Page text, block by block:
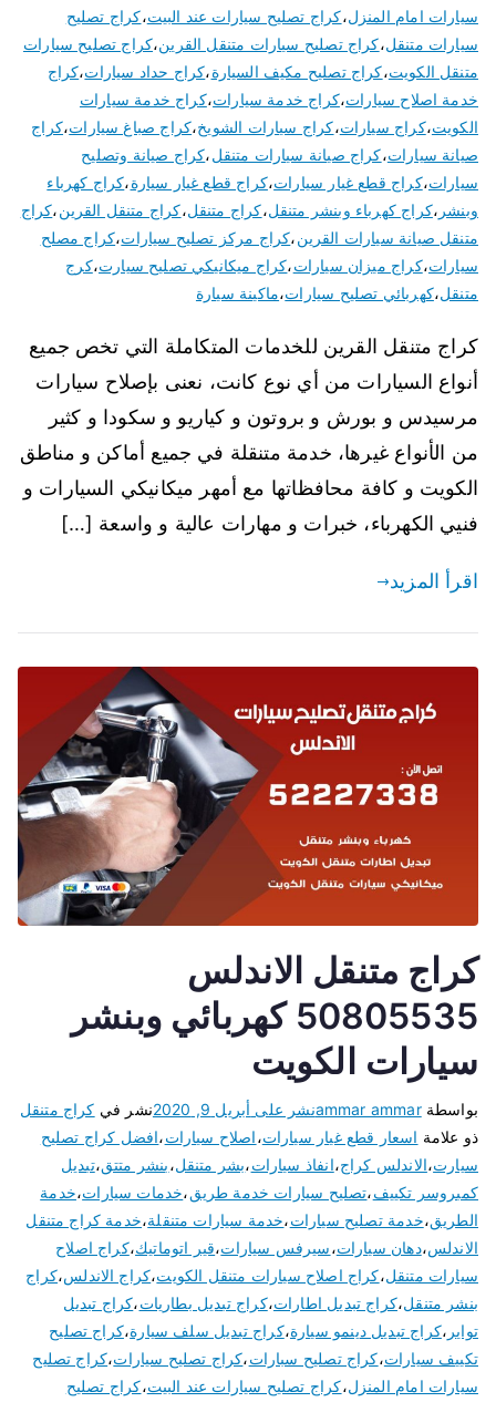
سيارات امام المنزل،كراج تصليح سيارات عند البيت،كراج تصليح
سيارات متنقل،كراج تصليح سيارات متنقل القرين،كراج تصليح سيارات
متنقل الكويت،كراج تصليح مكيف السيارة،كراج حداد سيارات،كراج
خدمة اصلاح سيارات،كراج خدمة سيارات،كراج خدمة سيارات
الكويت،كراج سيارات،كراج سيارات الشويخ،كراج صباغ سيارات،كراج
صيانة سيارات،كراج صيانة سيارات متنقل،كراج صيانة وتصليح
سيارات،كراج قطع غيار سيارات،كراج قطع غيار سيارة،كراج كهرباء
وبنشر ،كراج كهرباء وبنشر متنقل،كراج متنقل،كراج متنقل القرين،كراج
متنقل صيانة سيارات القرين،كراج مركز تصليح سيارات،كراج مصلح
سيارات،كراج ميزان سيارات،كراج ميكانيكي تصليح سيارت،كرج
متنقل،كهربائي تصليح سيارات،ماكينة سيارة
كراج متنقل القرين للخدمات المتكاملة التي تخص جميع
أنواع السيارات من أي نوع كانت، نعنى بإصلاح سيارات
مرسيدس و بورش و بروتون و كياريو و سكودا و كثير
من الأنواع غيرها، خدمة متنقلة في جميع أماكن و مناطق
الكويت و كافة محافظاتها مع أمهر ميكانيكي السيارات و
فنيي الكهرباء، خبرات و مهارات عالية و واسعة […]
اقرأ المزيد
كراج متنقل الاندلس
50805535 كهربائي وبنشر
سيارات الكويت
بواسطةammar ammarنشر على أبريل 9, 2020 نشر في كراج متنقل
ذو علامة اسعار قطع غيار سيارات،اصلاح سيارات،افضل كراج تصليح
سيارت،الاندلس كراج،انفاذ سيارات،بشر متنقل،بنشر متتق،تبديل
كمبروسر تكييف،تصليح سيارات خدمة طريق،خدمات سيارات،خدمة
الطريق،خدمة تصليح سيارات،خدمة سيارات متنقلة،خدمة كراج متنقل
الاندلس،دهان سيارات،سيرفس سيارات،قير اتوماتيك،كراج اصلاح
سيارات متنقل،كراج اصلاح سيارات متنقل الكويت،كراج الاندلس،كراج
بنشر متنقل،كراج تبديل اطارات،كراج تبديل بطاريات،كراج تبديل
تواير ،كراج تبديل دينمو سيارة،كراج تبديل سلف سيارة،كراج تصليح
تكييف سيارات،كراج تصليح سبارات،كراج تصليح سيارات،كراج تصليح
سيارات امام المنزل،كراج تصليح سيارات عند البيت،كراج تصليح